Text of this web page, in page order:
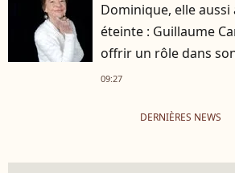
Dominique, elle aussi
éteinte : Guillaume
offrir un rôle dans
Cotillard
09:27
DERNIÈRES NEWS